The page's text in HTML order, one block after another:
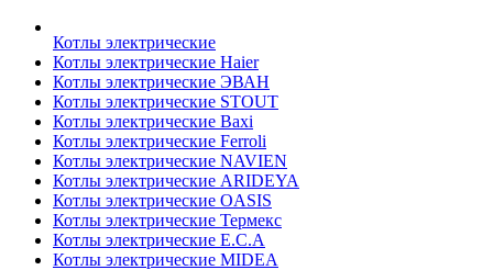
Котлы электрические
Котлы электрические Haier
Котлы электрические ЭВАН
Котлы электрические STOUT
Котлы электрические Baxi
Котлы электрические Ferroli
Котлы электрические NAVIEN
Котлы электрические ARIDEYA
Котлы электрические OASIS
Котлы электрические Термекс
Котлы электрические E.C.A
Котлы электрические MIDEA